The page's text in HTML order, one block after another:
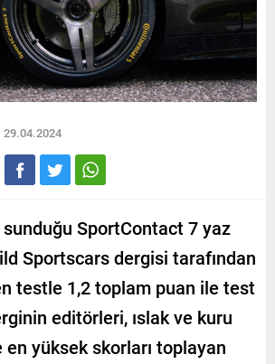
29.04.2024
sunduğu SportContact 7 yaz
Sportscars dergisi tarafından
testle 1,2 toplam puan ile test
editörleri, ıslak ve kuru
yüksek skorları toplayan